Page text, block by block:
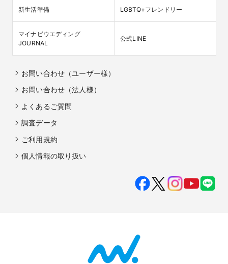
新生活準備 LGBTQ+フレンドリー
マイナビウエディング
JOURNAL
公式LINE
お問い合わせ（ユーザー様）
お問い合わせ（法人様）
よくあるご質問
調査データ
ご利用規約
個人情報の取り扱い